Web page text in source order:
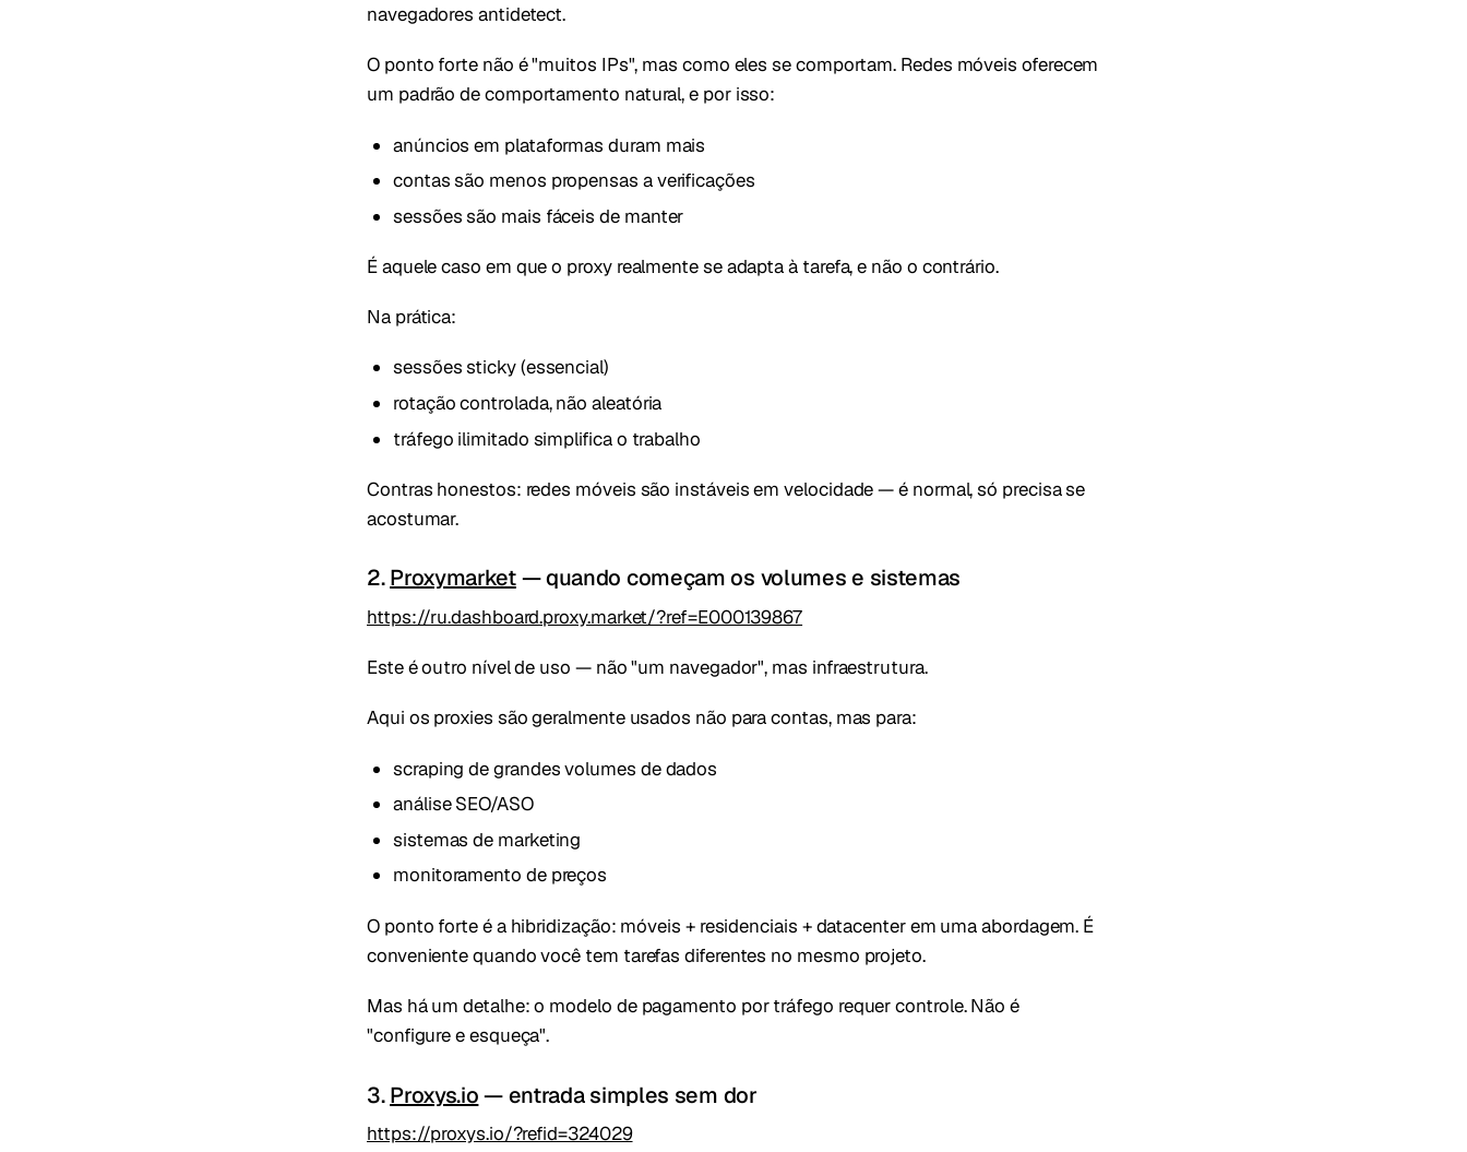
navegadores antidetect.
O ponto forte não é "muitos IPs", mas como eles se comportam. Redes móveis oferecem
um padrão de comportamento natural, e por isso:
anúncios em plataformas duram mais
contas são menos propensas a verificações
sessões são mais fáceis de manter
É aquele caso em que o proxy realmente se adapta à tarefa, e não o contrário.
Na prática:
sessões sticky (essencial)
rotação controlada, não aleatória
tráfego ilimitado simplifica o trabalho
Contras honestos: redes móveis são instáveis em velocidade — é normal, só precisa se
acostumar.
2.Proxymarket— quando começam os volumes e sistemas
https://ru.dashboard.proxy.market/?ref=E000139867
Este é outro nível de uso — não "um navegador", mas infraestrutura.
Aqui os proxies são geralmente usados não para contas, mas para:
scraping de grandes volumes de dados
análise SEO/ASO
sistemas de marketing
monitoramento de preços
O ponto forte é a hibridização: móveis + residenciais + datacenter em uma abordagem. É
conveniente quando você tem tarefas diferentes no mesmo projeto.
Mas há um detalhe: o modelo de pagamento por tráfego requer controle. Não é
"configure e esqueça".
3.Proxys.io— entrada simples sem dor
https://proxys.io/?refid=324029